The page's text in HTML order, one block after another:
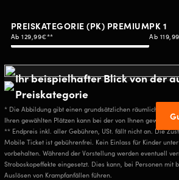
PREISKATEGORIE (PK) PREMIUM
Ab 129,99€**
PK 1
Ab
Ihr beispielhafter Blick von der
Preiskategorie
* Die Abbildung gibt einen grundsätzlichen räumlichen
Ihren gewählten Plätzen kann bei der von Ihnen gewählten
** Endpreis inkl. aller Gebühren, USt. fällt nicht an. Die
Mobile Ticket ist gebührenfrei. Kein Einlass für Kinder
vorbehalten. Während der Vorstellung werden eventuell
Stroboskopeffekte eingesetzt. Dies kann, bei Personen mit
Auslösen von Krampfanfällen führen.